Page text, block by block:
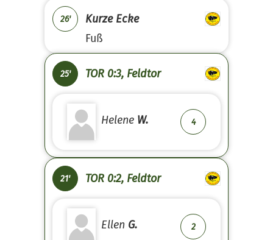
26'
Kurze Ecke
Fuß
25' TOR 0:3, Feldtor
Helene W. 4
21' TOR 0:2, Feldtor
Ellen G. 2